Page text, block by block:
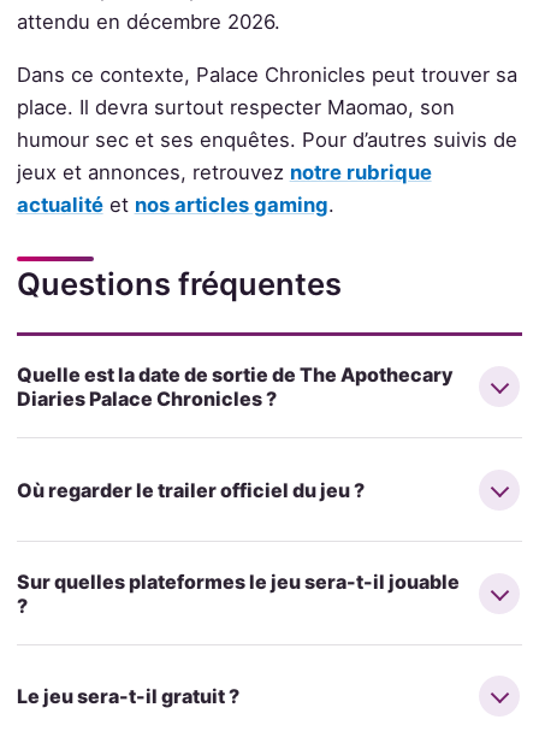
attendu en décembre 2026.
Dans ce contexte, Palace Chronicles peut trouver sa
place. Il devra surtout respecter Maomao, son
humour sec et ses enquêtes. Pour d’autres suivis de
jeux et annonces, retrouvez notre rubrique
actualitéet nos articles gaming.
Questions fréquentes
Quelle est la date de sortie de The Apothecary
Diaries Palace Chronicles ?
Où regarder le trailer officiel du jeu ?
Sur quelles plateformes le jeu sera-t-il jouable
?
Le jeu sera-t-il gratuit ?